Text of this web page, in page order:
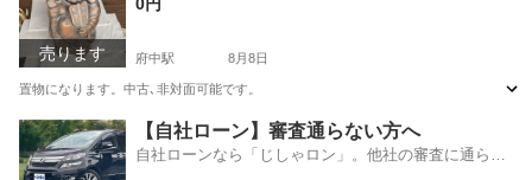
売ります 府中駅 8月8日
置物になります。中古､非対面可能です。
広島 府中市 府中駅 その他
【自社ローン】審査通らない方へ
自社ローンなら「じしゃロン」。他社の審査に通らな